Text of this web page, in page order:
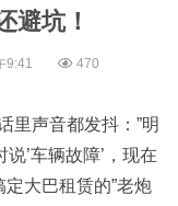
避坑！
9:41 470
里声音都发抖：”明
’车辆故障’，现在
大巴租赁的”老炮